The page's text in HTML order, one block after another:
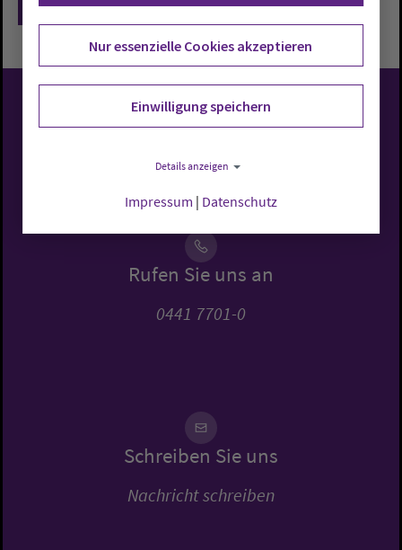
Zurück
Evangelisch-Lutherische
Kirche in Oldenburg
Rufen Sie uns an
0441 7701-0
Schreiben Sie uns
Nachricht schreiben
Nur essenzielle Cookies akzeptieren
Einwilligung speichern
Details anzeigen
Impressum | Datenschutz